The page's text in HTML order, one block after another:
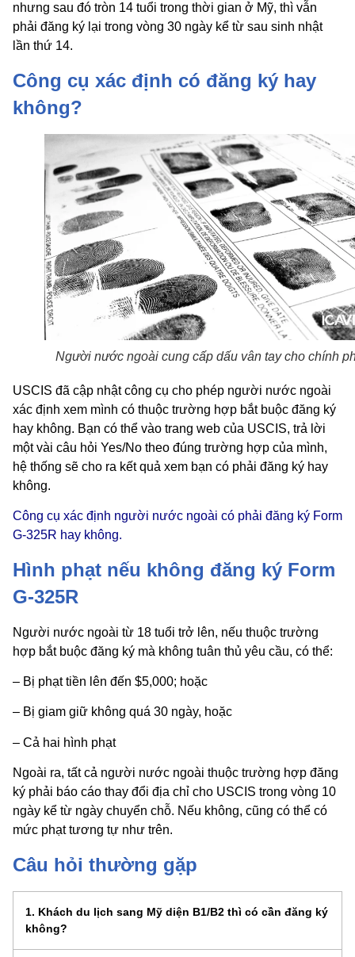
nhưng sau đó tròn 14 tuổi trong thời gian ở Mỹ, thì vẫn
phải đăng ký lại trong vòng 30 ngày kể từ sau sinh nhật
lần thứ 14.
Công cụ xác định có đăng ký hay
không?
Người nước ngoài cung cấp dấu vân tay cho chính
USCIS đã cập nhật công cụ cho phép người nước ngoài
xác định xem mình có thuộc trường hợp bắt buộc đăng ký
hay không. Bạn có thể vào trang web của USCIS, trả lời
một vài câu hỏi Yes/No theo đúng trường hợp của mình,
hệ thống sẽ cho ra kết quả xem bạn có phải đăng ký hay
không.
Công cụ xác định người nước ngoài có phải đăng ký Form
G-325R hay không.
Hình phạt nếu không đăng ký Form
G-325R
Người nước ngoài từ 18 tuổi trở lên, nếu thuộc trường
hợp bắt buộc đăng ký mà không tuân thủ yêu cầu, có thể:
– Bị phạt tiền lên đến $5,000; hoặc
– Bị giam giữ không quá 30 ngày, hoặc
– Cả hai hình phạt
Ngoài ra, tất cả người nước ngoài thuộc trường hợp đăng
ký phải báo cáo thay đổi địa chỉ cho USCIS trong vòng 10
ngày kể từ ngày chuyển chỗ. Nếu không, cũng có thể có
mức phạt tương tự như trên.
Câu hỏi thường gặp
1. Khách du lịch sang Mỹ diện B1/B2 thì có cần đăng ký
không?